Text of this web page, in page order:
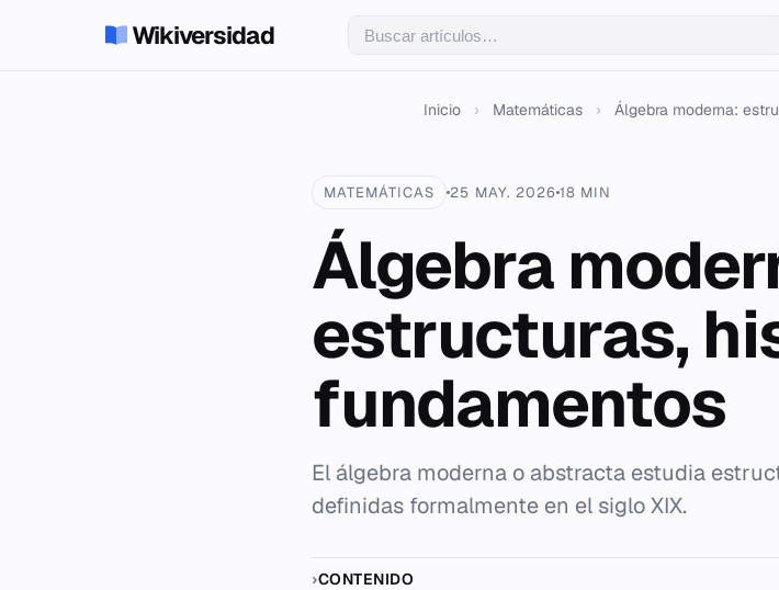
Wikiversidad
Inicio › Matemáticas › Álgebra moderna:
MATEMÁTICAS 25 MAY. 2026 18 MIN
Álgebra
estructuras,
fundamentos
El álgebra moderna o abstracta estudia
definidas formalmente en el siglo XIX.
CONTENIDO